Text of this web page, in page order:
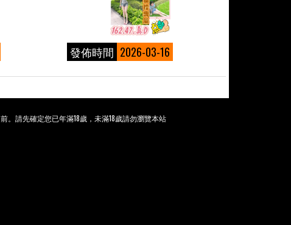
發佈時間 2026-03-16
。請先確定您已年滿18歲，未滿18歲請勿瀏覽本站